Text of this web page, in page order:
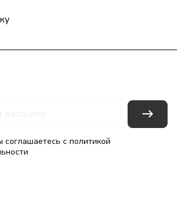
с политикой